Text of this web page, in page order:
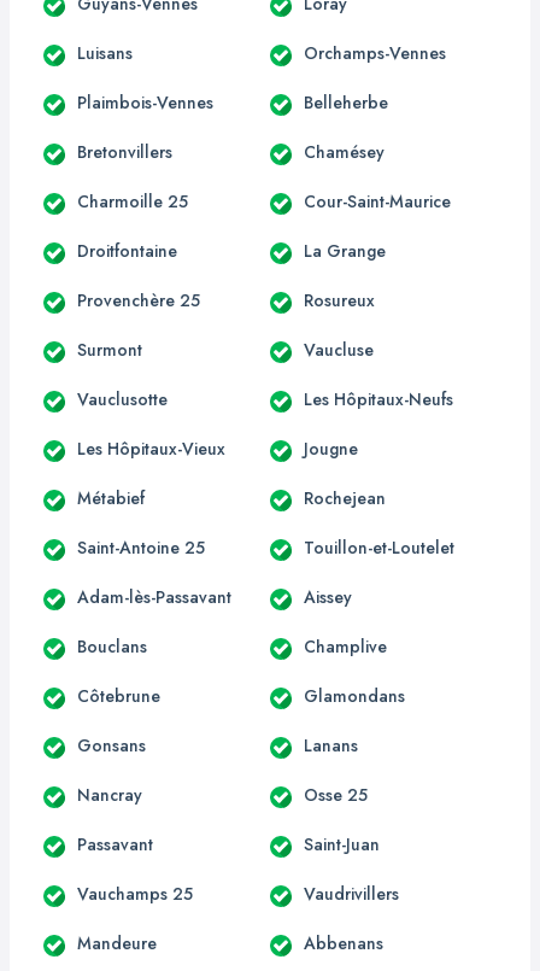
Luisans Orchamps-Vennes
Plaimbois-Vennes Belleherbe
Bretonvillers Chamésey
Charmoille 25 Cour-Saint-Maurice
Droitfontaine La Grange
Provenchère 25 Rosureux
Surmont Vaucluse
Vauclusotte Les Hôpitaux-Neufs
Les Hôpitaux-Vieux Jougne
Métabief Rochejean
Saint-Antoine 25 Touillon-et-Loutelet
Adam-lès-Passavant Aissey
Bouclans Champlive
Côtebrune Glamondans
Gonsans Lanans
Nancray Osse 25
Passavant Saint-Juan
Vauchamps 25 Vaudrivillers
Mandeure Abbenans